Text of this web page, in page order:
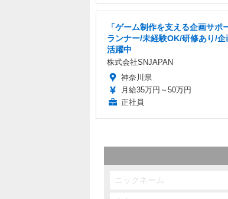
「ゲーム制作を支える企画サポ
ランナー/未経験OK/研修あり/
活躍中
株式会社SNJAPAN
神奈川県
月給35万円～50万円
正社員